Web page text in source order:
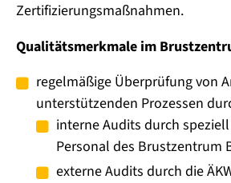
Zertifizierungsmaßnahmen.
Qualitätsmerkmale im
regelmäßige Überprüfung von
unterstützenden Prozessen
interne Audits durch
Personal des Brustzentrum
externe Audits durch die